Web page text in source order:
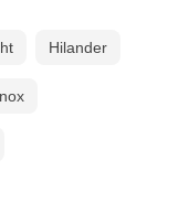
Hilander